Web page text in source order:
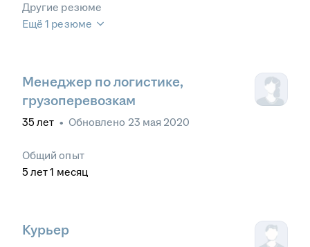
Другие резюме
Ещё 1 резюме
Менеджер по логистике,
грузоперевозкам
35 лет • Обновлено 23 мая 2020
Общий опыт
5 лет 1 месяц
Курьер